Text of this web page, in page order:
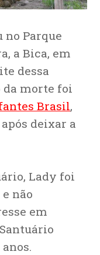
no Parque
a Bica, em
dessa
da morte foi
Brasil,
deixar a
Lady foi
não
em